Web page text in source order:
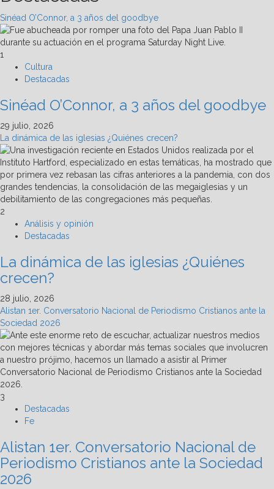
Nayarit
alista
hospedaje
turístico
blockchain
Sinéad O’Connor, a 3 años del goodbye
1
Cultura
Destacadas
Sinéad O’Connor, a 3 años del goodbye
29 julio, 2026
La dinámica de las iglesias ¿Quiénes crecen?
2
Análisis y opinión
Destacadas
La dinámica de las iglesias ¿Quiénes
crecen?
28 julio, 2026
Alistan 1er. Conversatorio Nacional de Periodismo Cristianos ante la
Sociedad 2026
3
Destacadas
Fe
Alistan 1er. Conversatorio Nacional de
Periodismo Cristianos ante la Sociedad
2026